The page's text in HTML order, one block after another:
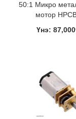
50:1 Микро
мотор
Үнэ: